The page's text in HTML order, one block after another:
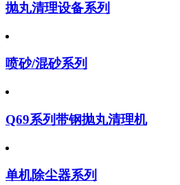
抛丸清理设备系列
喷砂/混砂系列
Q69系列带钢抛丸清理机
单机除尘器系列